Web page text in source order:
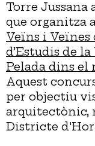
Torre
que organitza
Veïns i Veïnes
d’Estudis de
Pelada dins el
Aquest
per objectiu
arquitectònic,
Districte